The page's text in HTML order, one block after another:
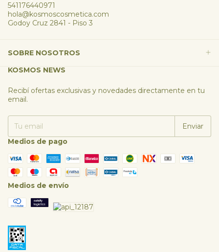
541176440971
hola@kosmoscosmetica.com
Godoy Cruz 2841 - Piso 3
SOBRE NOSOTROS
KOSMOS NEWS
Recibí ofertas exclusivas y novedades directamente en tu
email.
Medios de pago
Medios de envío